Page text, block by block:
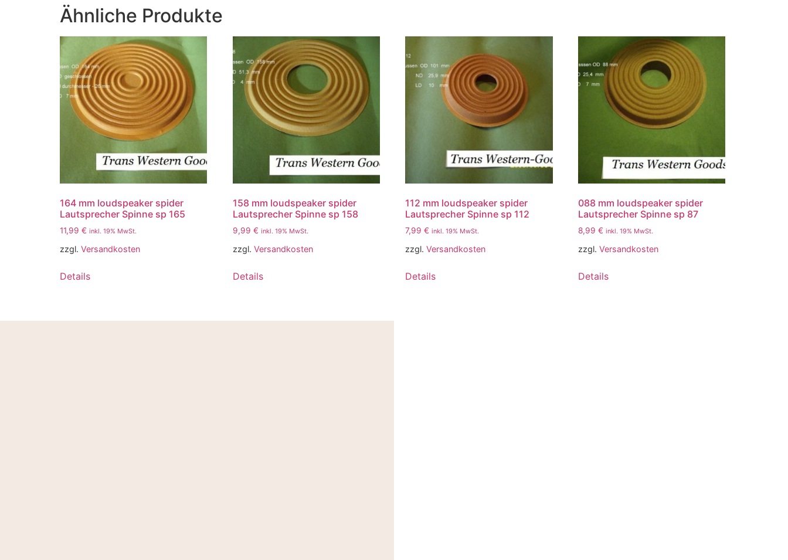
Ähnliche Produkte
164 mm loudspeaker spider
Lautsprecher Spinne sp 165
11,99 € inkl. 19% MwSt.
zzgl. Versandkosten
Details
158 mm loudspeaker spider
Lautsprecher Spinne sp 158
9,99 € inkl. 19% MwSt.
zzgl. Versandkosten
Details
112 mm loudspeaker spider
Lautsprecher Spinne sp 112
7,99€ inkl. 19% MwSt.
zzgl.Versandkosten
Details
088 mm loudspeaker spider
Lautsprecher Spinne sp 87
8,99€ inkl. 19% MwSt.
zzgl.Versandkosten
Details